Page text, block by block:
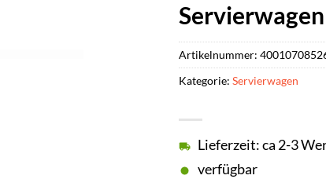
Lieferzeit: ca 2-3
verfügbar
Artikelnummer:
Kategorie: Servierwagen